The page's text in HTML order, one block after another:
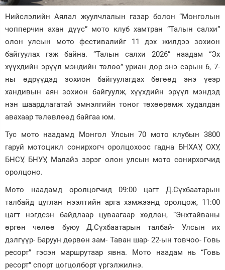
Энтертайнмэнт
Зурхай
Нийслэлийн Аялал жуулчлалын газар болон “Монголын
чопперчин ахан дүүс” мото клуб хамтран “Талын салхи”
олон улсын мото фестивалийг 11 дэх жилдээ зохион
байгуулах гэж байна. “Талын салхи 2026” наадам “Эх
хүүхдийн эрүүл мэндийн төлөө” уриан дор энэ сарын 6, 7-
ны өдрүүдэд зохион байгуулагдах бөгөөд энэ үеэр
хандивын аян зохион байгуулж, хүүхдийн эрүүл мэндэд
нэн шаардлагатай эмнэлгийн тоног төхөөрөмж худалдан
авахаар төлөвлөөд байгаа юм.
Тус мото наадамд Монгол Улсын 70 мото клубын 3800
гаруй мотоцикл сонирхогч оролцохоос гадна БНХАУ, ОХУ,
БНСУ, БНУУ, Малайз зэрэг олон улсын мото сонирхогчид
оролцоно.
Мото наадамд оролцогчид 09:00 цагт Д.Сүхбаатарын
талбайд цуглан нээлтийн арга хэмжээнд оролцож, 11:00
цагт нэгдсэн байдлаар цуваагаар хөдлөн, “Энхтайваны
өргөн чөлөө буюу Д.Сүхбаатарын талбай- Улсын их
дэлгүүр- Баруун дөрвөн зам- Таван шар- 22-ын товчоо- Говь
ресорт” гэсэн маршрутаар явна. Мото наадам нь “Говь
ресорт” спорт цогцолборт үргэлжилнэ.